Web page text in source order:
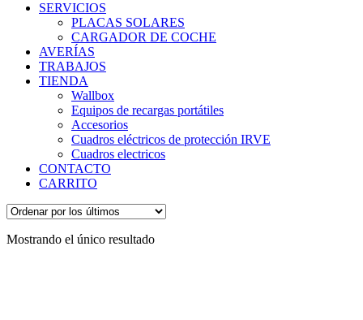
SERVICIOS
PLACAS SOLARES
CARGADOR DE COCHE
AVERÍAS
TRABAJOS
TIENDA
Wallbox
Equipos de recargas portátiles
Accesorios
Cuadros eléctricos de protección IRVE
Cuadros electricos
CONTACTO
CARRITO
Mostrando el único resultado